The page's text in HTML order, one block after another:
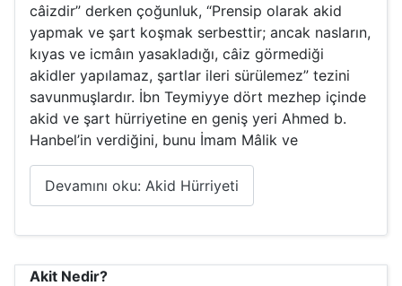
câizdir” derken çoğunluk, “Prensip olarak akid
yapmak ve şart koşmak serbesttir; ancak nasların,
kıyas ve icmâın yasakladığı, câiz görmediği
akidler yapılamaz, şartlar ileri sürülemez” tezini
savunmuşlardır. İbn Teymiyye dört mezhep içinde
akid ve şart hürriyetine en geniş yeri Ahmed b.
Hanbel’in verdiğini, bunu İmam Mâlik ve
Devamını oku: Akid Hürriyeti
Akit Nedir?